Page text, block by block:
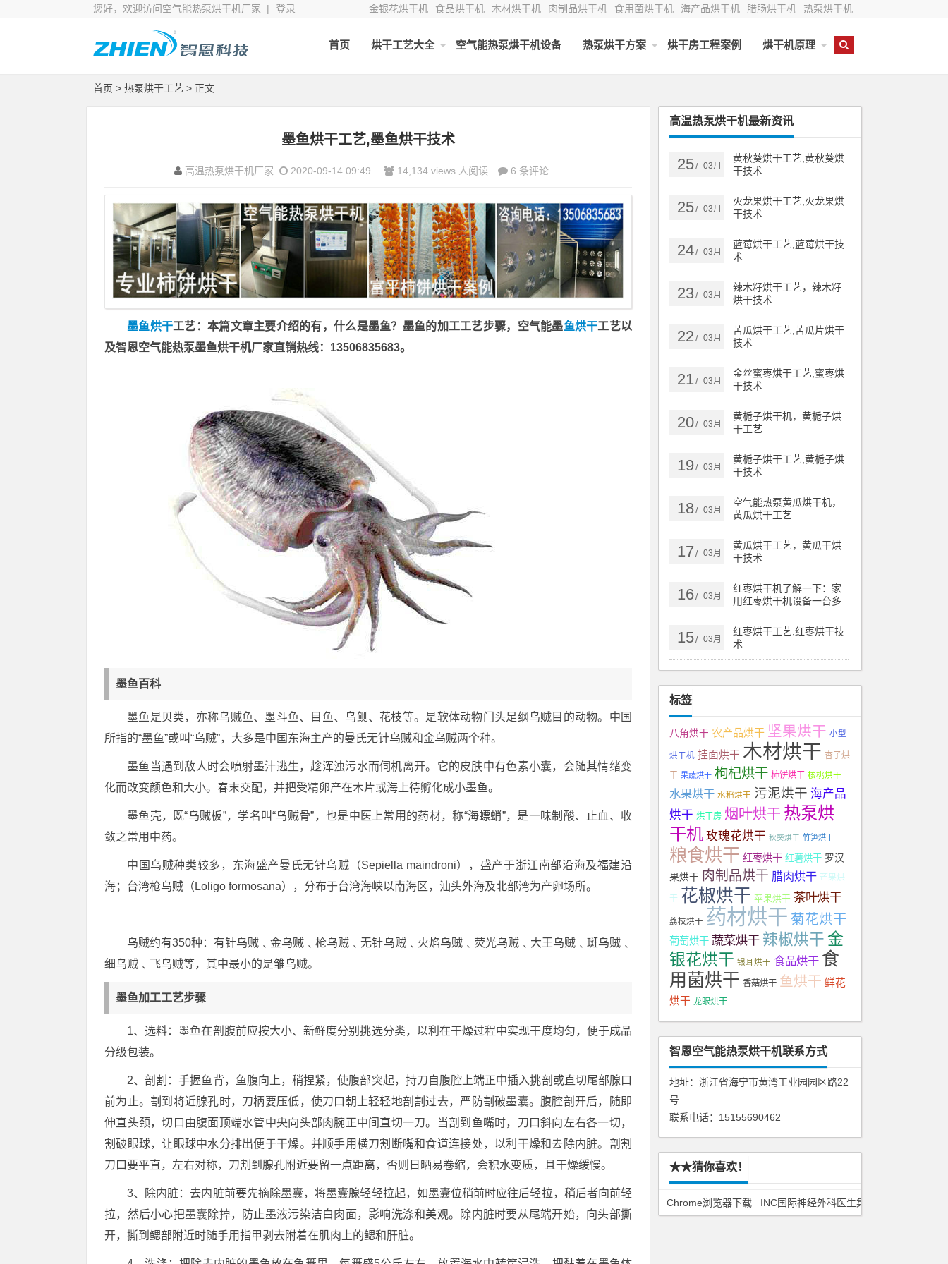
您好，欢迎访问空气能热泵烘干机厂家 | 登录 金银花烘干机 食品烘干机 木材烘干机 肉制品烘干机 食用菌烘干机 海产品烘干机 腊肠烘干机 热泵烘干机
首页 烘干工艺大全 空气能热泵烘干机设备 热泵烘干方案 烘干房工程案例 烘干机原理
首页 > 热泵烘干工艺 > 正文
墨鱼烘干工艺,墨鱼烘干技术
高温热泵烘干机厂家 2020-09-14 09:49 14,134 views 人阅读 6 条评论
墨鱼烘干工艺：本篇文章主要介绍的有，什么是墨鱼？墨鱼的加工工艺步骤，空气能墨鱼烘干工艺以
及智恩空气能热泵墨鱼烘干机厂家直销热线：13506835683。
墨鱼百科
墨鱼是贝类，亦称乌贼鱼、墨斗鱼、目鱼、乌鲗、花枝等。是软体动物门头足纲乌贼目的动物。中国
所指的“墨鱼”或叫“乌贼”，大多是中国东海主产的曼氏无针乌贼和金乌贼两个种。
墨鱼当遇到敌人时会喷射墨汁逃生，趁浑浊污水而伺机离开。它的皮肤中有色素小囊，会随其情绪变
化而改变颜色和大小。春末交配，并把受精卵产在木片或海上待孵化成小墨鱼。
墨鱼壳，既“乌贼板”，学名叫“乌贼骨”，也是中医上常用的药材，称“海螵蛸”，是一味制酸、止血、收
敛之常用中药。
中国乌贼种类较多，东海盛产曼氏无针乌贼（Sepiella maindroni），盛产于浙江南部沿海及福建沿
海；台湾枪乌贼（Loligo formosana），分布于台湾海峡以南海区，汕头外海及北部湾为产卵场所。
乌贼约有350种：有针乌贼﹑金乌贼﹑枪乌贼﹑无针乌贼﹑火焰乌贼﹑荧光乌贼﹑大王乌贼﹑斑乌贼﹑
细乌贼﹑飞乌贼等，其中最小的是雏乌贼。
墨鱼加工工艺步骤
1、选料：墨鱼在剖腹前应按大小、新鲜度分别挑选分类，以利在干燥过程中实现干度均匀，便于成品
分级包装。
2、剖割：手握鱼背，鱼腹向上，稍捏紧，使腹部突起，持刀自腹腔上端正中插入挑剖或直切尾部腺口
前为止。割到将近腺孔时，刀柄要压低，使刀口朝上轻轻地剖割过去，严防割破墨囊。腹腔剖开后，随即
伸直头颈，切口由腹面顶端水管中央向头部肉腕正中间直切一刀。当剖到鱼嘴时，刀口斜向左右各一切，
割破眼球，让眼球中水分排出便于干燥。并顺手用横刀割断嘴和食道连接处，以利干燥和去除内脏。剖割
刀口要平直，左右对称，刀割到腺孔附近要留一点距离，否则日晒易卷缩，会积水变质，且干燥缓慢。
3、除内脏：去内脏前要先摘除墨囊，将墨囊腺轻轻拉起，如墨囊位稍前时应往后轻拉，稍后者向前轻
拉，然后小心把墨囊除掉，防止墨液污染洁白肉面，影响洗涤和美观。除内脏时要从尾端开始，向头部撕
开，撕到鳃部附近时随手用指甲剥去附着在肌肉上的鳃和肝脏。
高温热泵烘干机最新资讯
25/ 03月
黄秋葵烘干工艺,黄秋葵烘
干技术
25/ 03月
火龙果烘干工艺,火龙果烘
干技术
24/ 03月
蓝莓烘干工艺,蓝莓烘干技
术
23/ 03月
辣木籽烘干工艺，辣木籽
烘干技术
22 / 03月
苦瓜烘干工艺,苦瓜片烘干
技术
21 / 03月
金丝蜜枣烘干工艺,蜜枣烘
干技术
20/ 03月
黄栀子烘干机，黄栀子烘
干工艺
19/ 03月
黄栀子烘干工艺,黄栀子烘
干技术
18/ 03月
空气能热泵黄瓜烘干机，
黄瓜烘干工艺
17 / 03月
黄瓜烘干工艺，黄瓜干烘
干技术
16/ 03月
红枣烘干机了解一下：家
用红枣烘干机设备一台多
少钱
15/ 03月
红枣烘干工艺,红枣烘干技
术
标签
八角烘干 农产品烘干 坚果烘干 小型
烘干机 挂面烘干 木材烘干 杏子烘
干 果蔬烘干 枸杞烘干 柿饼烘干 核桃烘干
水果烘干 水稻烘干 污泥烘干 海产品
烘干 烘干房 烟叶烘干 热泵烘
干机 玫瑰花烘干 秋葵烘干 竹笋烘干
粮食烘干 红枣烘干 红薯烘干 罗汉
果烘干 肉制品烘干 腊肉烘干 芒果烘
干 花椒烘干 苹果烘干 茶叶烘干
荔枝烘干 药材烘干 菊花烘干
葡萄烘干 蔬菜烘干 辣椒烘干 金
银花烘干 银耳烘干 食品烘干 食
用菌烘干 香菇烘干 鱼烘干 鲜花
烘干 龙眼烘干
智恩空气能热泵烘干机联系方式
地址：浙江省海宁市黄湾工业园园区路22
号
联系电话：15155690462
★★猜你喜欢！
Chrome浏览器下载 INC国际神经外科医生集团